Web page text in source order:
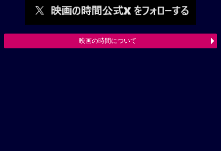
映画の時間について